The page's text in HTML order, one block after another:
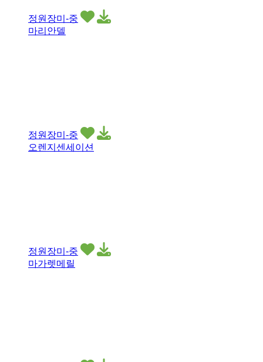
정원장미-중
마리안델
정원장미-중
오렌지센세이션
정원장미-중
마가렛메릴